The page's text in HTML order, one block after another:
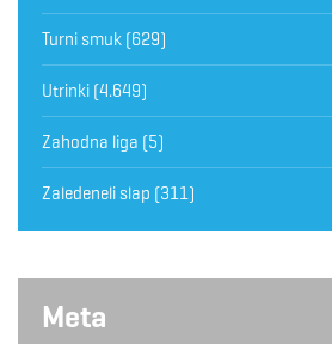
Turni smuk (629)
Utrinki (4.649)
Zahodna liga (5)
Zaledeneli slap (311)
Meta